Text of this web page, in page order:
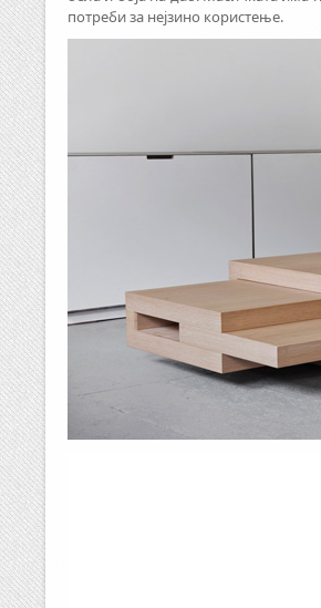
потреби за нејзино користење.